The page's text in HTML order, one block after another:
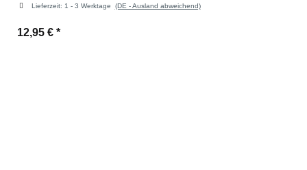
Lieferzeit: 1 - 3 Werktage (DE - Ausland abweichend)
12,95 € *